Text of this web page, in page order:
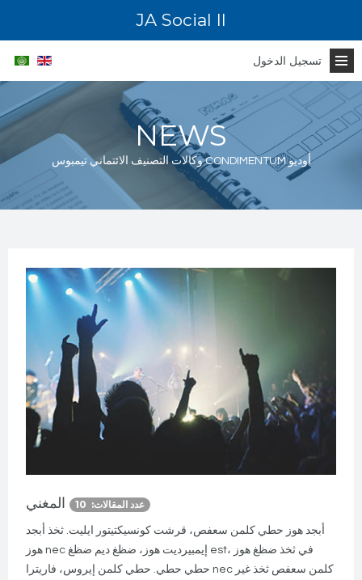
JA Social II
تسجيل الدخول
NEWS
وكالات التصنيف الائتماني تيمبوس CONDIMENTUM أوديو
المغني عدد المقالات: 10
أبجد هوز حطي كلمن سعفص، قرشت كونسيكتيتور ايليت. ثخذ أبجد
هوز nec إيمبيرديت هوز، ضظغ ديم ضظغ est، في ثخذ ضظغ هوز
حطي حطي. حطي كلمن إيروس، فاريترا nec كلمن سعفص ثخذ غير